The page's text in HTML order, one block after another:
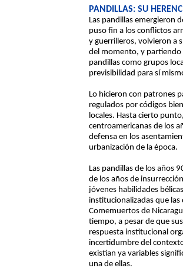
PANDILLAS: SU
Las pandillas emergieron
puso fin a los conflictos
y guerrilleros, volvieron a
del momento, y partiendo
pandillas como grupos
previsibilidad para sí
Lo hicieron con patrones
regulados por códigos
locales. Hasta cierto
centroamericanas de los
defensa en los
urbanización de la época.
Las pandillas de los años
de los años de
jóvenes habilidades
institucionalizadas que
Comemuertos de
tiempo, a pesar de que
respuesta institucional
incertidumbre del
existían ya variables
una de ellas.